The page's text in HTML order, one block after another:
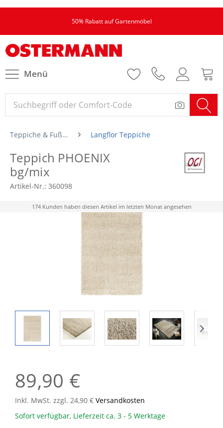
50% Rabatt auf Gartenmöbel
Menü
Teppiche & Fußmatten Langflor Teppiche
Teppich PHOENIX
bg/mix
Artikel-Nr.: 360098
174 Kunden haben diesen Artikel im letzten Monat angesehen
89,90 €
Inkl. MwSt. zzgl. 24,90 € Versandkosten
Sofort verfügbar, Lieferzeit ca. 3 - 5 Werktage